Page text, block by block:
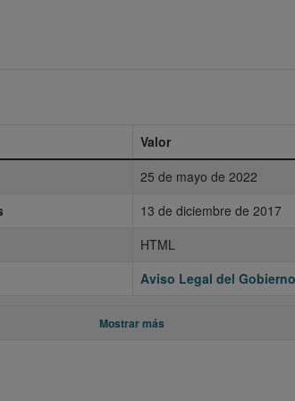
Valor
25 de mayo de 2022
13 de diciembre de 2017
HTML
Aviso Legal del
Mostrar más